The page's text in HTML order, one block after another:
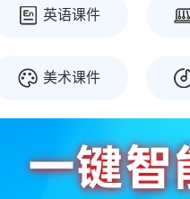
英语课件
美术课件